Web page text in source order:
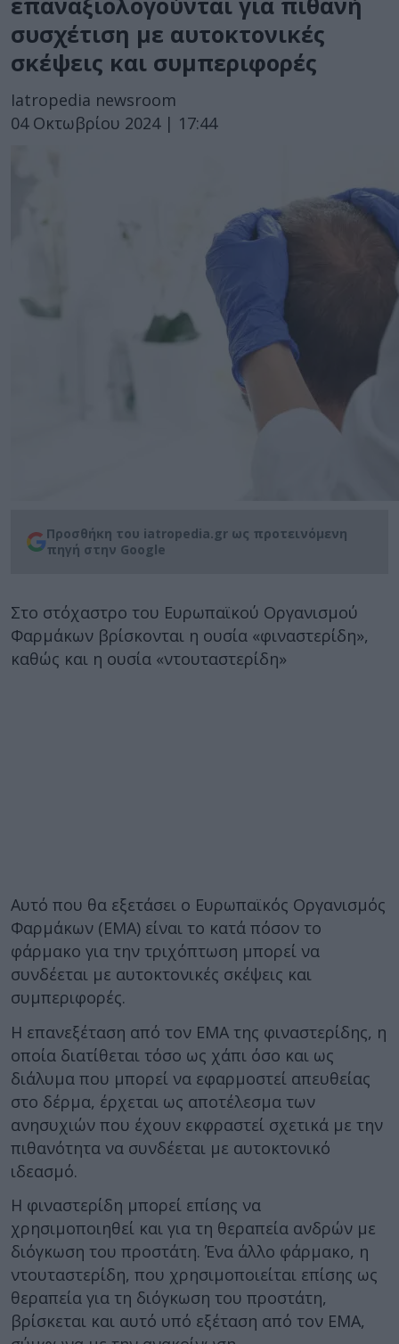
συσχέτιση με αυτοκτονικές
σκέψεις και συμπεριφορές
Iatropedia newsroom
04 Οκτωβρίου 2024 | 17:44
Προσθήκη του iatropedia.gr ως προτεινόμενη
πηγή στην Google
Στο στόχαστρο του Ευρωπαϊκού Οργανισμού
Φαρμάκων βρίσκονται η ουσία «φιναστερίδη»,
καθώς και η ουσία «ντουταστερίδη»
Αυτό που θα εξετάσει ο Ευρωπαϊκός Οργανισμός
Φαρμάκων (EMA) είναι το κατά πόσον το
φάρμακο για την τριχόπτωση μπορεί να
συνδέεται με αυτοκτονικές σκέψεις και
συμπεριφορές.
Η επανεξέταση από τον EMA της φιναστερίδης, η
οποία διατίθεται τόσο ως χάπι όσο και ως
διάλυμα που μπορεί να εφαρμοστεί απευθείας
στο δέρμα, έρχεται ως αποτέλεσμα των
ανησυχιών που έχουν εκφραστεί σχετικά με την
πιθανότητα να συνδέεται με αυτοκτονικό
ιδεασμό.
Η φιναστερίδη μπορεί επίσης να
χρησιμοποιηθεί και για τη θεραπεία ανδρών με
διόγκωση του προστάτη. Ένα άλλο φάρμακο, η
ντουταστερίδη, που χρησιμοποιείται επίσης ως
θεραπεία για τη διόγκωση του προστάτη,
βρίσκεται και αυτό υπό εξέταση από τον EMA,